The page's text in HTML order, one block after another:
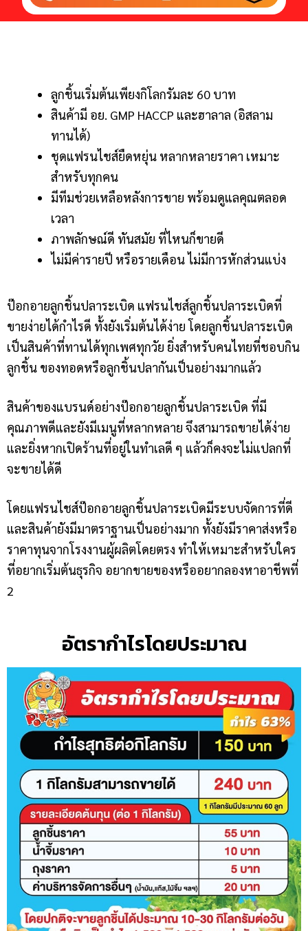
ลูกชิ้นเริ่มต้นเพียงกิโลกรัมละ 60 บาท
สินค้ามี อย. GMP HACCP และฮาลาล (อิสลาม
ทานได้)
ชุดแฟรนไชส์ยืดหยุ่น หลากหลายราคา เหมาะ
สำหรับทุกคน
มีทีมช่วยเหลือหลังการขาย พร้อมดูแลคุณตลอด
เวลา
ภาพลักษณ์ดี ทันสมัย ที่ไหนก็ขายดี
ไม่มีค่ารายปี หรือรายเดือน ไม่มีการหักส่วนแบ่ง
ป๊อกอายลูกชิ้นปลาระเบิด แฟรนไชส์ลูกชิ้นปลาระเบิดที่
ขายง่ายได้กำไรดี ทั้งยังเริ่มต้นได้ง่าย โดยลูกชิ้นปลาระเบิด
เป็นสินค้าที่ทานได้ทุกเพศทุกวัย ยิ่งสำหรับคนไทยที่ชอบกิน
ลูกชิ้น ของทอดหรือลูกชิ้นปลากันเป็นอย่างมากแล้ว
สินค้าของแบรนด์อย่างป๊อกอายลูกชิ้นปลาระเบิด ที่มี
คุณภาพดีและยังมีเมนูที่หลากหลาย จึงสามารถขายได้ง่าย
และยิ่งหากเปิดร้านที่อยู่ในทำเลดี ๆ แล้วก็คงจะไม่แปลกที่
จะขายได้ดี
โดยแฟรนไชส์ป๊อกอายลูกชิ้นปลาระเบิดมีระบบจัดการที่ดี
และสินค้ายังมีมาตราฐานเป็นอย่างมาก ทั้งยังมีราคาส่งหรือ
ราคาทุนจากโรงงานผู้ผลิตโดยตรง ทำให้เหมาะสำหรับใคร
ที่อยากเริ่มต้นธุรกิจ อยากขายของหรืออยากลองหาอาชีพที่
2
อัตรากำไรโดยประมาณ